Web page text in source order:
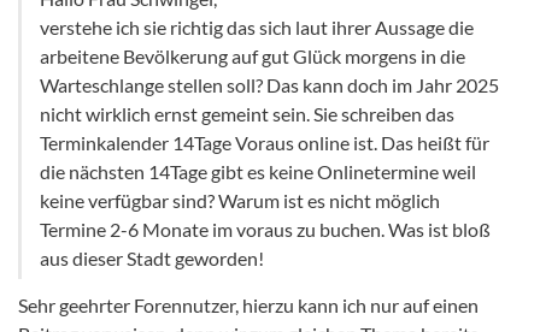
verstehe ich sie richtig das sich laut ihrer Aussage die
arbeitene Bevölkerung auf gut Glück morgens in die
Warteschlange stellen soll? Das kann doch im Jahr 2025
nicht wirklich ernst gemeint sein. Sie schreiben das
Terminkalender 14Tage Voraus online ist. Das heißt für
die nächsten 14Tage gibt es keine Onlinetermine weil
keine verfügbar sind? Warum ist es nicht möglich
Termine 2-6 Monate im voraus zu buchen. Was ist bloß
aus dieser Stadt geworden!
Sehr geehrter Forennutzer, hierzu kann ich nur auf einen